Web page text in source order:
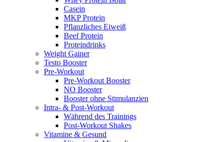
Casein
MKP Protein
Pflanzliches Eiweiß
Beef Protein
Proteindrinks
Weight Gainer
Testo Booster
Pre-Workout
Pre-Workout Booster
NO Booster
Booster ohne Stimulanzien
Intra- & Post-Workout
Während des Trainings
Post-Workout Shakes
Vitamine & Gesund